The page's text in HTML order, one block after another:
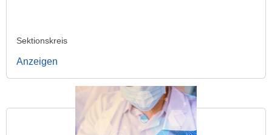
Sektionskreis
Anzeigen